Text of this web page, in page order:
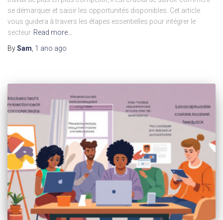
se démarquer et saisir les opportunités disponibles. Cet article
vous guidera à travers les étapes essentielles pour intégrer le
secteur Read more…
BySam 1 ano ago